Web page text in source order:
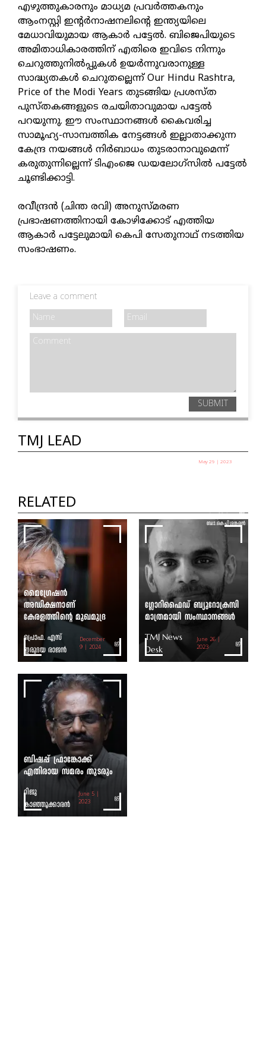
എഴുത്തുകാരനും മാധ്യമ പ്രവർത്തകനും
ആംനസ്റ്റി ഇന്റർനാഷനലിന്റെ ഇന്ത്യയിലെ
മേധാവിയുമായ ആകാർ പട്ടേൽ. ബിജെപിയുടെ
അമിതാധികാരത്തിന് എതിരെ ഇവിടെ നിന്നും
ചെറുത്തുനിൽപ്പുകൾ ഉയർന്നുവരാനുള്ള
സാദ്ധ്യതകൾ ചെറുതല്ലെന്ന് Our Hindu Rashtra,
Price of the Modi Years തുടങ്ങിയ പ്രശസ്ത
പുസ്തകങ്ങളുടെ രചയിതാവുമായ പട്ടേൽ
പറയുന്നു. ഈ സംസ്ഥാനങ്ങൾ കൈവരിച്ച
സാമൂഹ്യ-സാമ്പത്തിക നേട്ടങ്ങൾ ഇല്ലാതാക്കുന്ന
കേന്ദ്ര നയങ്ങൾ നിർബാധം തുടരാനാവുമെന്ന്
കരുതുന്നില്ലെന്ന് ടിഎംജെ ഡയലോഗ്സിൽ പട്ടേൽ
ചൂണ്ടിക്കാട്ടി.
രവീന്ദ്രൻ (ചിന്ത രവി) അനുസ്മരണ
പ്രഭാഷണത്തിനായി കോഴിക്കോട് എത്തിയ
ആകാർ പട്ടേലുമായി കെപി സേതുനാഥ് നടത്തിയ
സംഭാഷണം.
Leave a comment
SUBMIT
TMJ LEAD
May 29 | 2023
മതിയാവില്ല
ഡോ. കെ പി ശങ്കരൻ
RELATED
മൈഗ്രേഷൻ
അഡിക്ഷനാണ്
കേരളത്തിന്റെ മുഖമുദ്ര
പ്രൊഫ. എസ്
ഇരുദയ രാജൻ
December
9 | 2024
ഗ്ലോറിഫൈഡ് ബ്യുറോക്രസി
മാത്രമായി സംസ്ഥാനങ്ങൾ
TMJ News
Desk
June 26 |
2023
ബിഷപ്പ് ഫ്രാങ്കോക്ക്
എതിരായ സമരം തുടരും
റിജു
കാഞ്ഞൂക്കാരൻ
June 5 |
2023